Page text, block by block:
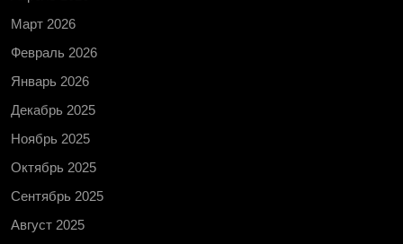
Март 2026
Февраль 2026
Январь 2026
Декабрь 2025
Ноябрь 2025
Октябрь 2025
Сентябрь 2025
Август 2025